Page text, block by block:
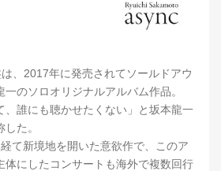
は、2017年に発売されてソールドアウ
一のソロオリジナルアルバム作品。
、誰にも聴かせたくない」と坂本龍一
た。
て新境地を開いた意欲作で、このア
体にしたコンサートも海外で複数回行